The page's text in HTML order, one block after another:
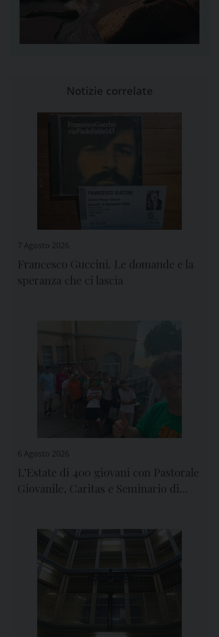
Notizie correlate
7 Agosto 2026
Francesco Guccini. Le domande e la
speranza che ci lascia
6 Agosto 2026
L’Estate di 400 giovani con Pastorale
Giovanile, Caritas e Seminario di